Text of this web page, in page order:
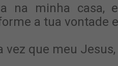
na minha casa,
a tua vontade
vez que meu